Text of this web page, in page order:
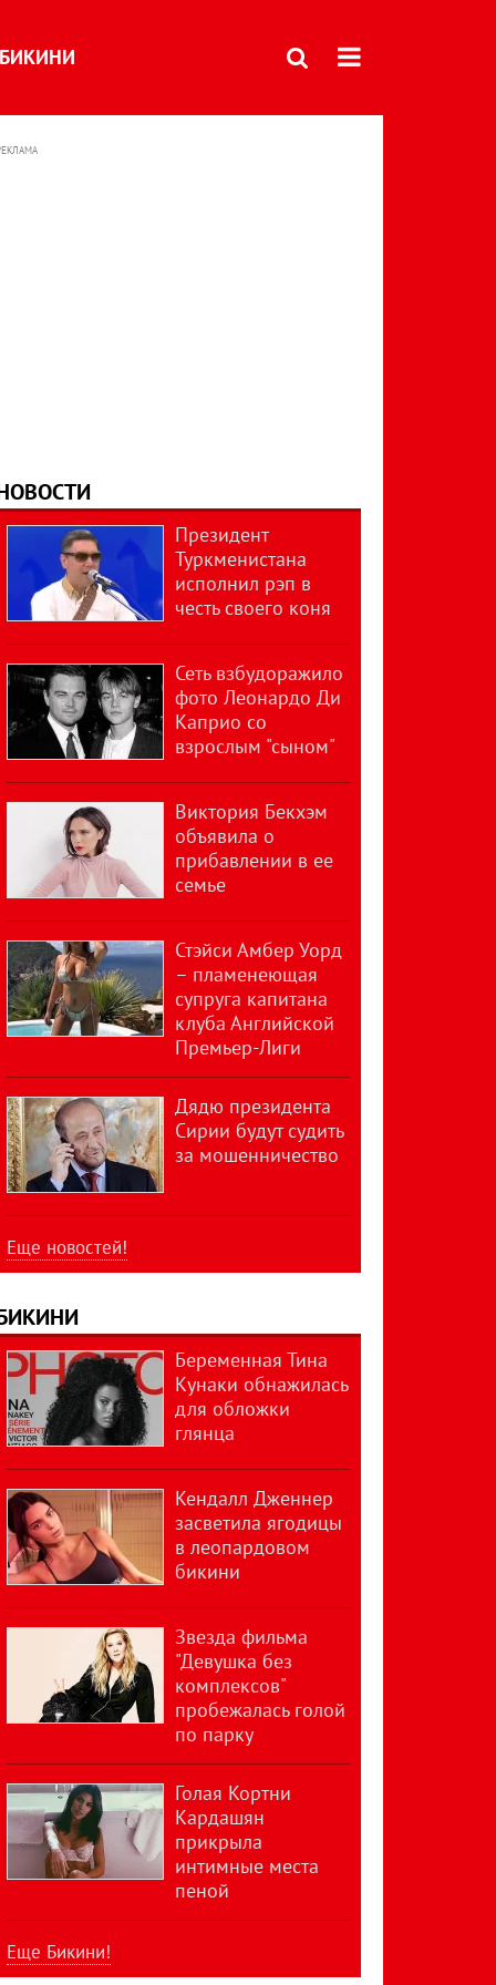
БИКИНИ
Президент
Туркменистана
исполнил рэп в
честь своего коня
Сеть взбудоражило
фото Леонардо Ди
Каприо со
взрослым "сыном"
Виктория Бекхэм
объявила о
прибавлении в ее
семье
Стэйси Амбер Уорд
– пламенеющая
супруга капитана
клуба Английской
Премьер-Лиги
Дядю президента
Сирии будут судить
за мошенничество
Еще новостей!
Беременная Тина
Кунаки обнажилась
для обложки
глянца
Кендалл Дженнер
засветила ягодицы
в леопардовом
бикини
Звезда фильма
"Девушка без
комплексов"
пробежалась голой
по парку
Голая Кортни
Кардашян
прикрыла
интимные места
пеной
Еще Бикини!